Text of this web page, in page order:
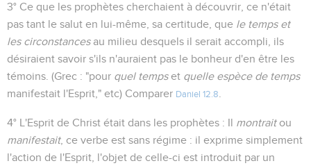
3° Ce que les prophètes cherchaient à découvrir, ce n'était
pas tant le salut en lui-même, sa certitude, que le temps et
les circonstancesau milieu desquels il serait accompli, ils
désiraient savoir s'ils n'auraient pas le bonheur d'en être les
témoins. (Grec : "pour quel tempset quelle espèce de temps
manifestait l'Esprit," etc) Comparer Daniel 12.8
4° L'Esprit de Christ était dans les prophètes : Il montraitou
manifestait, ce verbe est sans régime : il exprime simplement
l'action de l'Esprit, l'objet de celle-ci est introduit par un